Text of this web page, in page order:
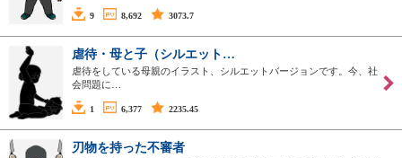
9 8,692 3073.7
虐待・母と子（シルエット…
虐待をしている母親のイラスト、シルエットバージョンです。今、社
会問題に…
1 6,377 2235.45
刃物を持った不審者